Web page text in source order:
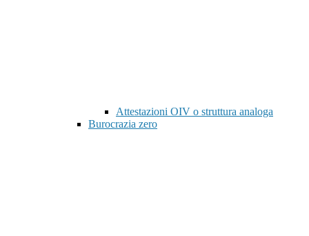
Attestazioni OIV o struttura analoga
Burocrazia zero